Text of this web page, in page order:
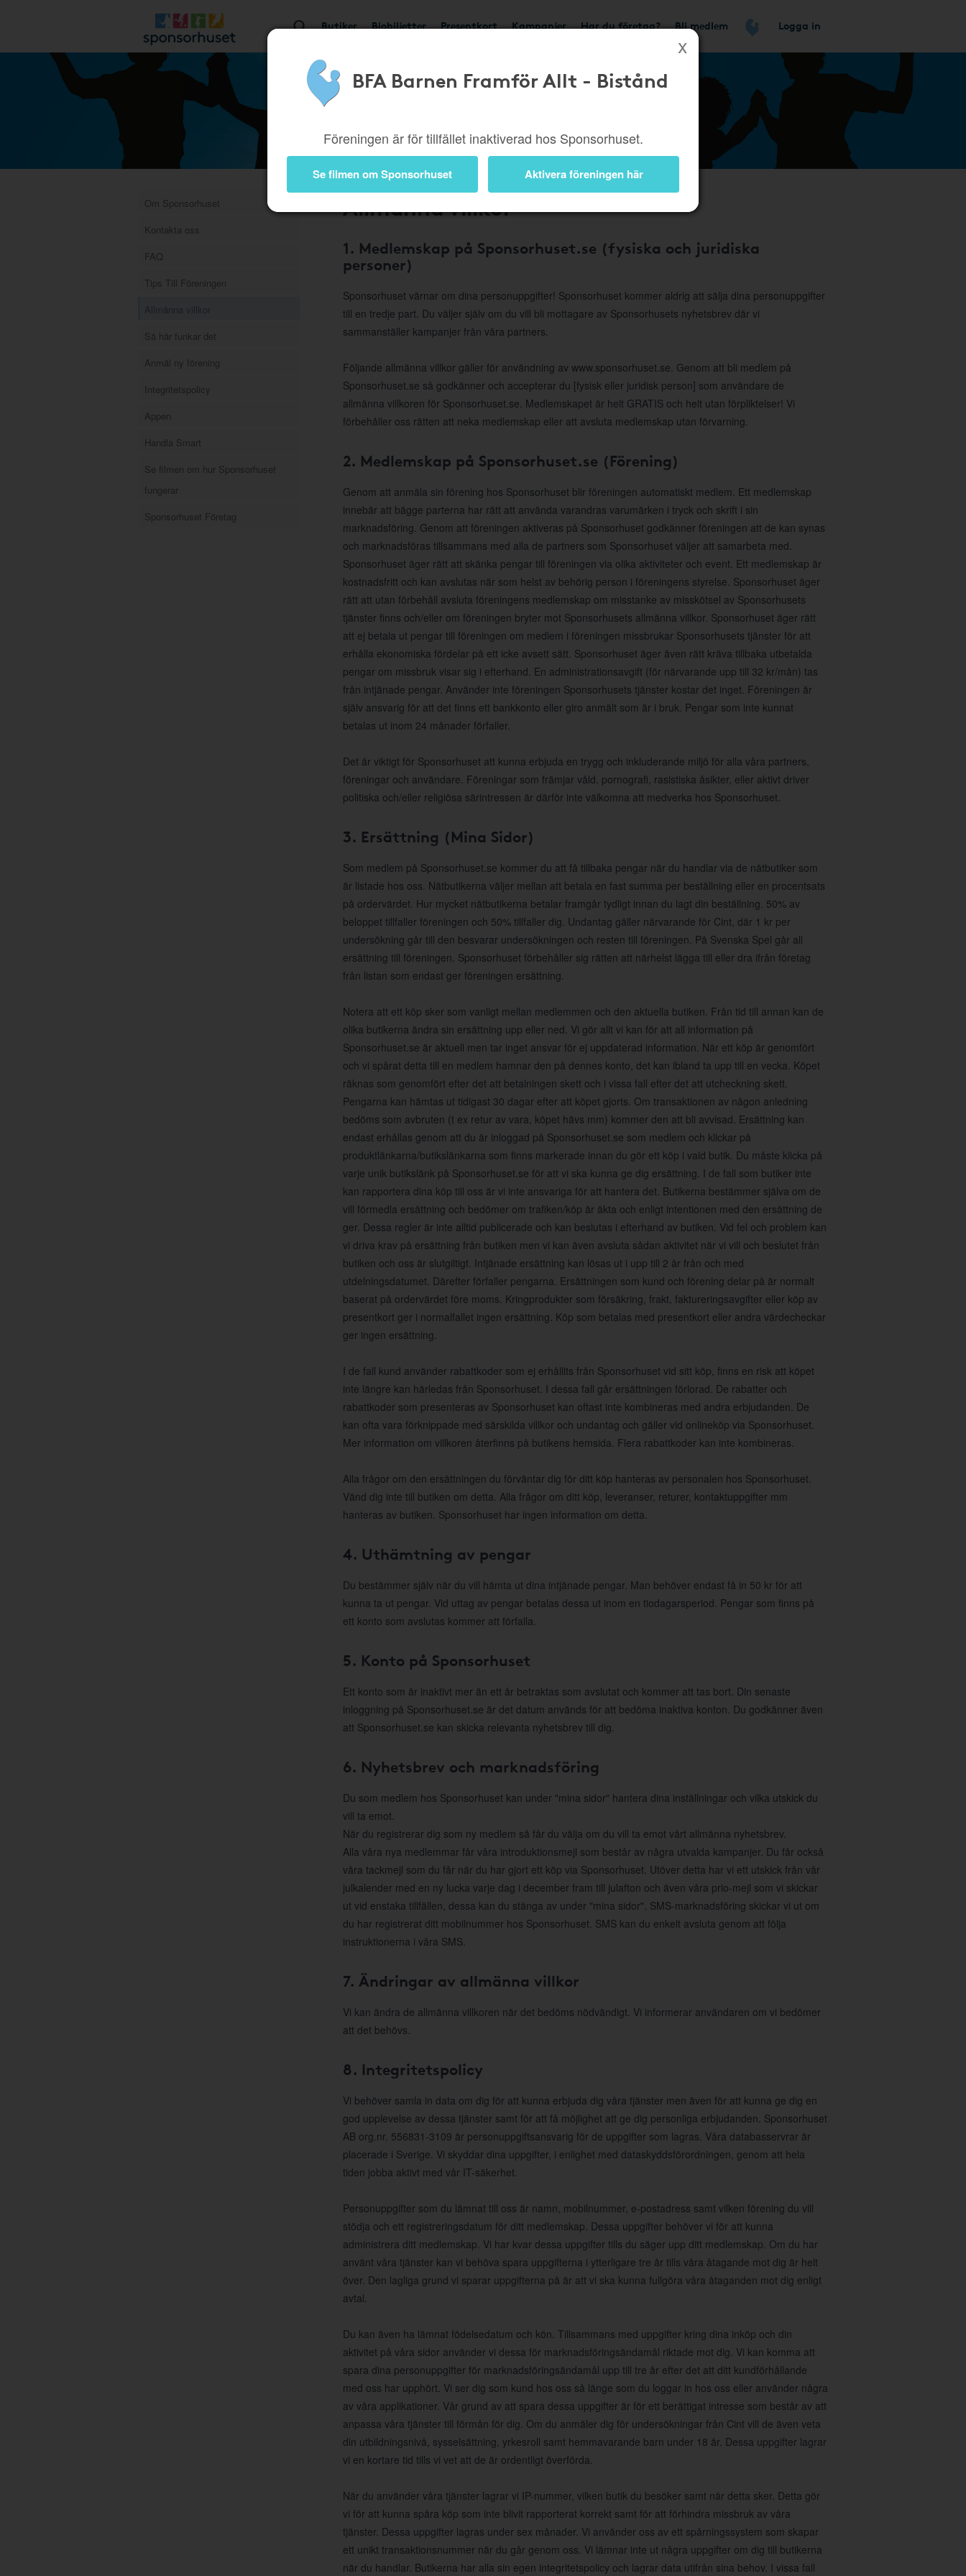
Butiker Biobiljetter Presentkort Kampanjer Har du företag? Bli medlem Logga in
BFA Barnen Framför Allt - Bistånd
Föreningen är för tillfället inaktiverad hos Sponsorhuset.
Se filmen om Sponsorhuset Aktivera föreningen här
Om Sponsorhuset
Kontakta oss
FAQ
Tips Till Föreningen
Så här funkar det
Anmäl ny förening
Integritetspolicy
Appen
Handla Smart
Se filmen om hur Sponsorhuset
fungerar
Sponsorhuset Företag
Allmänna villkor
1. Medlemskap på Sponsorhuset.se (fysiska och juridiska
personer)
Sponsorhuset värnar om dina personuppgifter! Sponsorhuset kommer aldrig att sälja dina personuppgifter
till en tredje part. Du väljer själv om du vill bli mottagare av Sponsorhusets nyhetsbrev där vi
sammanställer kampanjer från våra partners.
Följande allmänna villkor gäller för användning av www.sponsorhuset.se. Genom att bli medlem på
Sponsorhuset.se så godkänner och accepterar du [fysisk eller juridisk person] som användare de
allmänna villkoren för Sponsorhuset.se. Medlemskapet är helt GRATIS och helt utan förpliktelser! Vi
förbehåller oss rätten att neka medlemskap eller att avsluta medlemskap utan förvarning.
2. Medlemskap på Sponsorhuset.se (Förening)
Genom att anmäla sin förening hos Sponsorhuset blir föreningen automatiskt medlem. Ett medlemskap
innebär att bägge parterna har rätt att använda varandras varumärken i tryck och skrift i sin
marknadsföring. Genom att föreningen aktiveras på Sponsorhuset godkänner föreningen att de kan synas
och marknadsföras tillsammans med alla de partners som Sponsorhuset väljer att samarbeta med.
Sponsorhuset äger rätt att skänka pengar till föreningen via olika aktiviteter och event. Ett medlemskap är
kostnadsfritt och kan avslutas när som helst av behörig person i föreningens styrelse. Sponsorhuset äger
rätt att utan förbehåll avsluta föreningens medlemskap om misstanke av misskötsel av Sponsorhusets
tjänster finns och/eller om föreningen bryter mot Sponsorhusets allmänna villkor. Sponsorhuset äger rätt
att ej betala ut pengar till föreningen om medlem i föreningen missbrukar Sponsorhusets tjänster för att
erhålla ekonomiska fördelar på ett icke avsett sätt. Sponsorhuset äger även rätt kräva tillbaka utbetalda
pengar om missbruk visar sig i efterhand. En administrationsavgift (för närvarande upp till 32 kr/mån) tas
från intjänade pengar. Använder inte föreningen Sponsorhusets tjänster kostar det inget. Föreningen är
själv ansvarig för att det finns ett bankkonto eller giro anmält som är i bruk. Pengar som inte kunnat
betalas ut inom 24 månader förfaller.
Det är viktigt för Sponsorhuset att kunna erbjuda en trygg och inkluderande miljö för alla våra partners,
föreningar och användare. Föreningar som främjar våld, pornografi, rasistiska åsikter, eller aktivt driver
politiska och/eller religiösa särintressen är därför inte välkomna att medverka hos Sponsorhuset.
3. Ersättning (Mina Sidor)
Som medlem på Sponsorhuset.se kommer du att få tillbaka pengar när du handlar via de nätbutiker som
är listade hos oss. Nätbutikerna väljer mellan att betala en fast summa per beställning eller en procentsats
på ordervärdet. Hur mycket nätbutikerna betalar framgår tydligt innan du lagt din beställning. 50% av
beloppet tillfaller föreningen och 50% tillfaller dig. Undantag gäller närvarande för Cint, där 1 kr per
undersökning går till den besvarar undersökningen och resten till föreningen. På Svenska Spel går all
ersättning till föreningen. Sponsorhuset förbehåller sig rätten att närhelst lägga till eller dra ifrån företag
från listan som endast ger föreningen ersättning.
Notera att ett köp sker som vanligt mellan medlemmen och den aktuella butiken. Från tid till annan kan de
olika butikerna ändra sin ersättning upp eller ned. Vi gör allt vi kan för att all information på
Sponsorhuset.se är aktuell men tar inget ansvar för ej uppdaterad information. När ett köp är genomfört
och vi spårat detta till en medlem hamnar den på dennes konto, det kan ibland ta upp till en vecka. Köpet
räknas som genomfört efter det att betalningen skett och i vissa fall efter det att utcheckning skett.
Pengarna kan hämtas ut tidigast 30 dagar efter att köpet gjorts. Om transaktionen av någon anledning
bedöms som avbruten (t ex retur av vara, köpet hävs mm) kommer den att bli avvisad. Ersättning kan
endast erhållas genom att du är inloggad på Sponsorhuset.se som medlem och klickar på
produktlänkarna/butikslänkarna som finns markerade innan du gör ett köp i vald butik. Du måste klicka på
varje unik butikslänk på Sponsorhuset.se för att vi ska kunna ge dig ersättning. I de fall som butiker inte
kan rapportera dina köp till oss är vi inte ansvariga för att hantera det. Butikerna bestämmer själva om de
vill förmedla ersättning och bedömer om trafiken/köp är äkta och enligt intentionen med den ersättning de
ger. Dessa regler är inte alltid publicerade och kan beslutas i efterhand av butiken. Vid fel och problem kan
vi driva krav på ersättning från butiken men vi kan även avsluta sådan aktivitet när vi vill och beslutet från
butiken och oss är slutgiltigt. Intjänade ersättning kan lösas ut i upp till 2 år från och med
utdelningsdatumet. Därefter förfaller pengarna. Ersättningen som kund och förening delar på är normalt
baserat på ordervärdet före moms. Kringprodukter som försäkring, frakt, faktureringsavgifter eller köp av
presentkort ger i normalfallet ingen ersättning. Köp som betalas med presentkort eller andra värdecheckar
ger ingen ersättning.
I de fall kund använder rabattkoder som ej erhållits från Sponsorhuset vid sitt köp, finns en risk att köpet
inte längre kan härledas från Sponsorhuset. I dessa fall går ersättningen förlorad. De rabatter och
rabattkoder som presenteras av Sponsorhuset kan oftast inte kombineras med andra erbjudanden. De
kan ofta vara förknippade med särskilda villkor och undantag och gäller vid onlineköp via Sponsorhuset.
Mer information om villkoren återfinns på butikens hemsida. Flera rabattkoder kan inte kombineras.
Alla frågor om den ersättningen du förväntar dig för ditt köp hanteras av personalen hos Sponsorhuset.
Vänd dig inte till butiken om detta. Alla frågor om ditt köp, leveranser, returer, kontaktuppgifter mm
hanteras av butiken. Sponsorhuset har ingen information om detta.
4. Uthämtning av pengar
Du bestämmer själv när du vill hämta ut dina intjänade pengar. Man behöver endast få in 50 kr för att
kunna ta ut pengar. Vid uttag av pengar betalas dessa ut inom en tiodagarsperiod. Pengar som finns på
ett konto som avslutas kommer att förfalla.
5. Konto på Sponsorhuset
Ett konto som är inaktivt mer än ett år betraktas som avslutat och kommer att tas bort. Din senaste
inloggning på Sponsorhuset.se är det datum används för att bedöma inaktiva konton. Du godkänner även
att Sponsorhuset.se kan skicka relevanta nyhetsbrev till dig.
6. Nyhetsbrev och marknadsföring
Du som medlem hos Sponsorhuset kan under "mina sidor" hantera dina inställningar och vilka utskick du
vill ta emot.
När du registrerar dig som ny medlem så får du välja om du vill ta emot vårt allmänna nyhetsbrev.
Alla våra nya medlemmar får våra introduktionsmejl som består av några utvalda kampanjer. Du får också
våra tackmejl som du får när du har gjort ett köp via Sponsorhuset. Utöver detta har vi ett utskick från vår
julkalender med en ny lucka varje dag i december fram till julafton och även våra prio-mejl som vi skickar
ut vid enstaka tillfällen, dessa kan du stänga av under "mina sidor". SMS-marknadsföring skickar vi ut om
du har registrerat ditt mobilnummer hos Sponsorhuset. SMS kan du enkelt avsluta genom att följa
instruktionerna i våra SMS.
7. Ändringar av allmänna villkor
Vi kan ändra de allmänna villkoren när det bedöms nödvändigt. Vi informerar användaren om vi bedömer
att det behövs.
8. Integritetspolicy
Vi behöver samla in data om dig för att kunna erbjuda dig våra tjänster men även för att kunna ge dig en
god upplevelse av dessa tjänster samt för att få möjlighet att ge dig personliga erbjudanden. Sponsorhuset
AB org.nr. 556831-3109 är personuppgiftsansvarig för de uppgifter som lagras. Våra databasservrar är
placerade i Sverige. Vi skyddar dina uppgifter, i enlighet med dataskyddsförordningen, genom att hela
tiden jobba aktivt med vår IT-säkerhet.
Personuppgifter som du lämnat till oss är namn, mobilnummer, e-postadress samt vilken förening du vill
stödja och ett registreringsdatum för ditt medlemskap. Dessa uppgifter behöver vi för att kunna
administrera ditt medlemskap. Vi har kvar dessa uppgifter tills du säger upp ditt medlemskap. Om du har
använt våra tjänster kan vi behöva spara uppgifterna i ytterligare tre år tills våra åtagande mot dig är helt
över. Den lagliga grund vi sparar uppgifterna på är att vi ska kunna fullgöra våra åtaganden mot dig enligt
avtal.
Du kan även ha lämnat födelsedatum och kön. Tillsammans med uppgifter kring dina inköp och din
aktivitet på våra sidor använder vi dessa för marknadsföringsändamål riktade mot dig. Vi kan komma att
spara dina personuppgifter för marknadsföringsändamål upp till tre år efter det att ditt kundförhållande
med oss har upphört. Vi ser dig som kund hos oss så länge som du loggar in hos oss eller använder några
av våra applikationer. Vår grund av att spara dessa uppgifter är för ett berättigat intresse som består av att
anpassa våra tjänster till förmån för dig. Om du anmäler dig för undersökningar från Cint vill de även veta
din utbildningsnivå, sysselsättning, yrkesroll samt hemmavarande barn under 18 år. Dessa uppgifter lagrar
vi en kortare tid tills vi vet att de är ordentligt överförda.
När du använder våra tjänster lagrar vi IP-nummer, vilken butik du besöker samt när detta sker. Detta gör
vi för att kunna spåra köp som inte blivit rapporterat korrekt samt för att förhindra missbruk av våra
tjänster. Dessa uppgifter lagras under sex månader. Vi använder oss av ett spårningssystem som skapar
ett unikt transaktionsnummer när du går genom oss. Vi lämnar inte ut några uppgifter om dig till butikerna
när du handlar. Butikerna har alla sin egen integritetspolicy och lagrar data utifrån sina behov. I vissa fall